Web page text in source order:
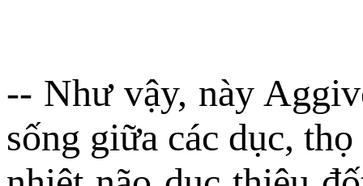
-- Như vậy, này
sống giữa các dục,